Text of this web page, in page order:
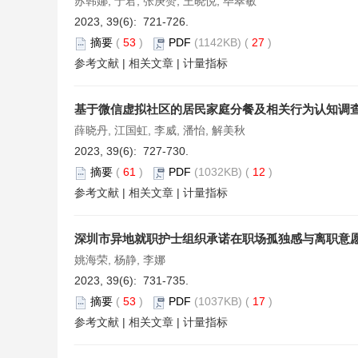
2023, 39(6): 721-726.
摘要 ( 53 ) PDF (1142KB) ( 27 )
参考文献 | 相关文章 | 计量指标
基于微信虚拟社区的居民家庭分餐及相关行为认知调
薛晓丹, 江国虹, 李威, 潘怡, 解美秋
2023, 39(6): 727-730.
摘要 ( 61 ) PDF (1032KB) ( 12 )
参考文献 | 相关文章 | 计量指标
深圳市异地就职护士组织承诺在职场孤独感与离职意
姚海荣, 杨静, 李娜
2023, 39(6): 731-735.
摘要 ( 53 ) PDF (1037KB) ( 17 )
参考文献 | 相关文章 | 计量指标